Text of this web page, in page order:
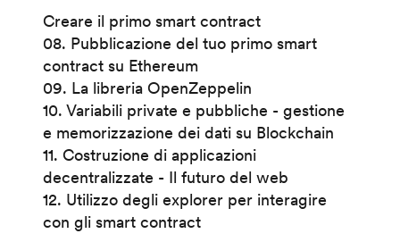
Creare il primo smart contract
08. Pubblicazione del tuo primo smart
contract su Ethereum
09. La libreria OpenZeppelin
10. Variabili private e pubbliche - gestione
e memorizzazione dei dati su Blockchain
11. Costruzione di applicazioni
decentralizzate - Il futuro del web
12. Utilizzo degli explorer per interagire
con gli smart contract